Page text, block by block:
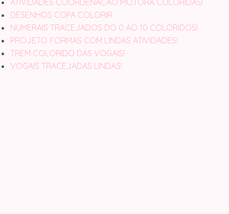
ATIVIDADES COORDENAÇÃO MOTORA COLORIDAS!
DESENHOS COPA COLORIR
NUMERAIS TRACEJADOS DO 0 AO 10 COLORIDOS!
PROJETO FORMAS COM LINDAS ATIVIDADES!
TREM COLORIDO DAS VOGAIS!
VOGAIS TRACEJADAS LINDAS!